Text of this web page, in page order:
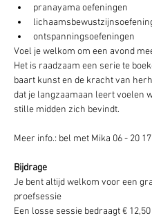
pranayama oefeningen
ontspanningsoefeningen
Voel je welkom om een avond
Het is raadzaam een serie te
baart kunst en de kracht van
dat je langzaamaan leert voelen
stille midden zich bevindt.
Meer info.: bel met Mika 06 - 20
Bijdrage
Je bent altijd welkom voor een
proefsessie
Een losse sessie bedraagt €